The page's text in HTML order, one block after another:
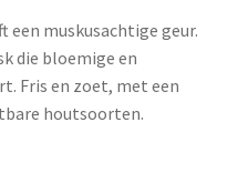
een muskusachtige geur.
die bloemige en
Fris en zoet, met een
houtsoorten.